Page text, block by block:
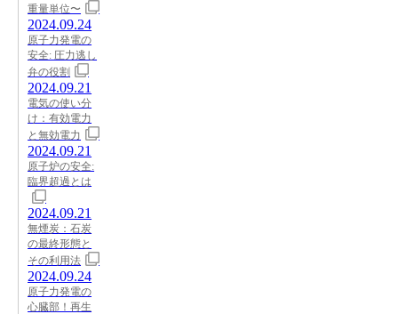
重量単位〜
2024.09.24
原子力発電の
安全: 圧力逃し
弁の役割
2024.09.21
電気の使い分
け：有効電力
と無効電力
2024.09.21
原子炉の安全:
臨界超過とは
2024.09.21
無煙炭：石炭
の最終形態と
その利用法
2024.09.24
原子力発電の
心臓部！再生